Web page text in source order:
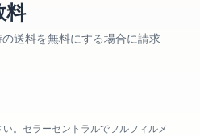
料
送料を無料にする場合に請求
い。セラーセントラルでフルフィルメ